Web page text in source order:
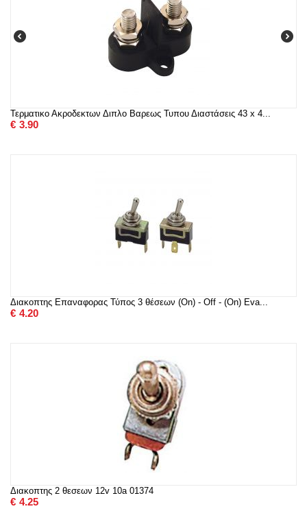
Τερματικο Ακροδεκτων Διπλο Βαρεως Τυπου Διαστάσεις 43 x 4...
€ 3.90
Διακοπτης Επαναφορας Τύπος 3 θέσεων (On) - Off - (On) Eva...
€ 4.20
Διακοπτης 2 θεσεων 12v 10a 01374
€ 4.25